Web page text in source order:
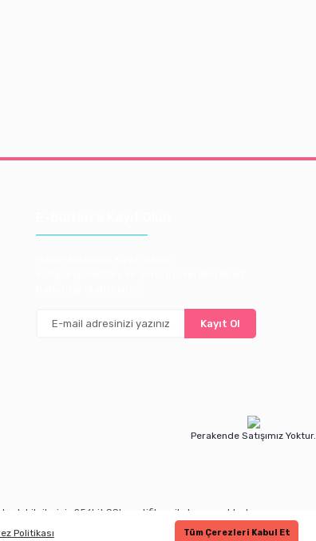
Politikası Tüm Çerezleri Kabul Et
Kayıt Ol
bilgileriniz 256bit SSL sertifikası ile korunmaktadır.
Perakende Satışımız Yoktur.